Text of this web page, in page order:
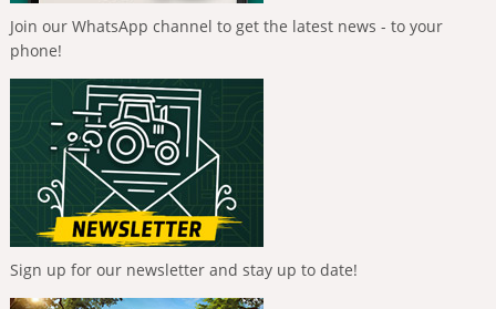
Join our WhatsApp channel to get the latest news - to your
phone!
Sign up for our newsletter and stay up to date!